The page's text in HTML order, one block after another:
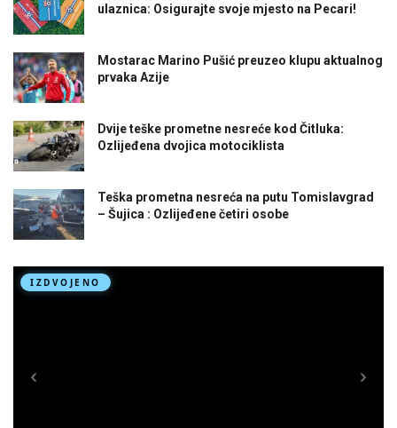
ulaznica: Osigurajte svoje mjesto na Pecari!
Mostarac Marino Pušić preuzeo klupu aktualnog
prvaka Azije
Dvije teške prometne nesreće kod Čitluka:
Ozlijeđena dvojica motociklista
Teška prometna nesreća na putu Tomislavgrad
– Šujica : Ozlijeđene četiri osobe